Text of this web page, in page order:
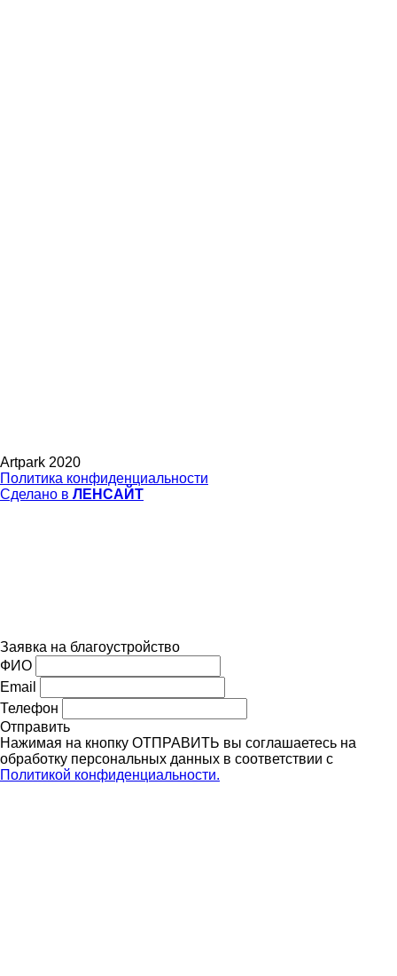
Artpark 2020
Политика конфиденциальности
Сделано в ЛЕНСАЙТ
Заявка на благоустройство
ФИО
Email
Телефон
Отправить
Нажимая на кнопку ОТПРАВИТЬ вы соглашаетесь на
обработку персональных данных в соответствии с
Политикой конфиденциальности.